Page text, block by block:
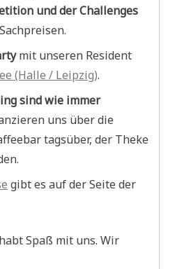
und der Challenges
mit unseren Resident
(Halle / Leipzig).
sind wie immer
uns über die
tagsüber, der Theke
gibt es auf der Seite der
Spaß mit uns. Wir